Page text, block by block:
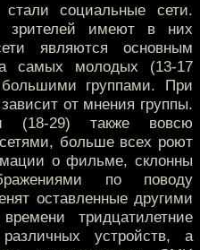
социальные сети.
зрителей имеют в них
являются основным
самых молодых (13-17
группами. При
от мнения группы.
(18-29) также вовсю
больше всех роют
о фильме, склонны
по поводу
оставленные другими
тридцатилетние
устройств, а